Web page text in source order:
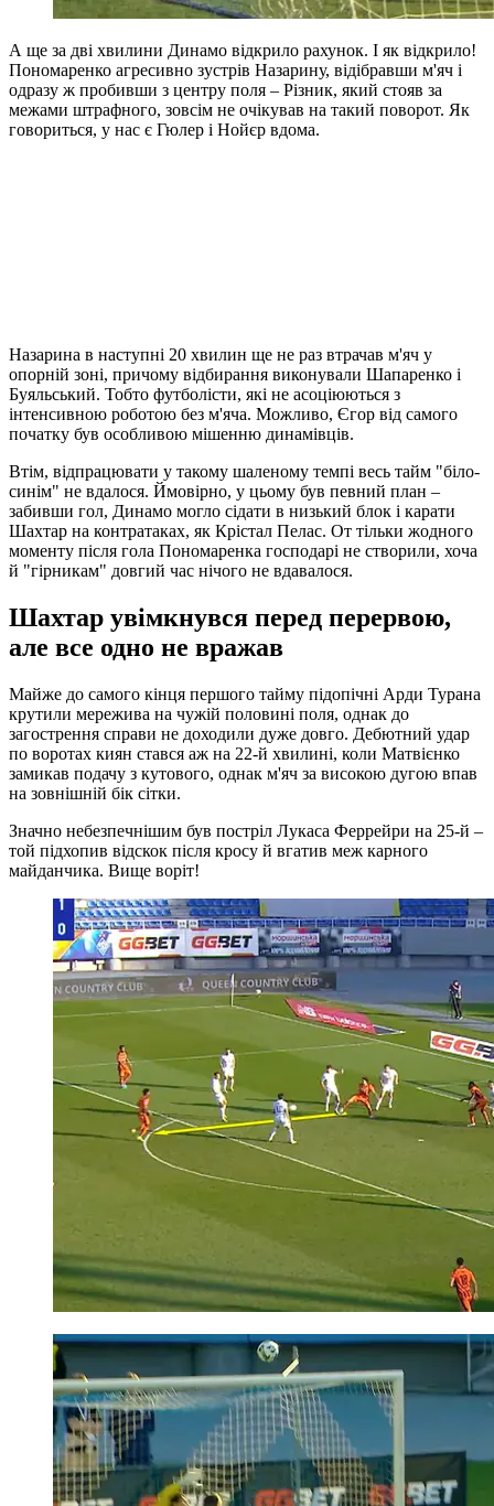
А ще за дві хвилини Динамо відкрило рахунок. І як відкрило!
Пономаренко агресивно зустрів Назарину, відібравши м'яч і
одразу ж пробивши з центру поля – Різник, який стояв за
межами штрафного, зовсім не очікував на такий поворот. Як
говориться, у нас є Гюлер і Нойєр вдома.
Назарина в наступні 20 хвилин ще не раз втрачав м'яч у
опорній зоні, причому відбирання виконували Шапаренко і
Буяльський. Тобто футболісти, які не асоціюються з
інтенсивною роботою без м'яча. Можливо, Єгор від самого
початку був особливою мішенню динамівців.
Втім, відпрацювати у такому шаленому темпі весь тайм "біло-
синім" не вдалося. Ймовірно, у цьому був певний план –
забивши гол, Динамо могло сідати в низький блок і карати
Шахтар на контратаках, як Крістал Пелас. От тільки жодного
моменту після гола Пономаренка господарі не створили, хоча
й "гірникам" довгий час нічого не вдавалося.
Шахтар увімкнувся перед перервою,
але все одно не вражав
Майже до самого кінця першого тайму підопічні Арди Турана
крутили мережива на чужій половині поля, однак до
загострення справи не доходили дуже довго. Дебютний удар
по воротах киян стався аж на 22-й хвилині, коли Матвієнко
замикав подачу з кутового, однак м'яч за високою дугою впав
на зовнішній бік сітки.
Значно небезпечнішим був постріл Лукаса Феррейри на 25-й –
той підхопив відскок після кросу й вгатив меж карного
майданчика. Вище воріт!